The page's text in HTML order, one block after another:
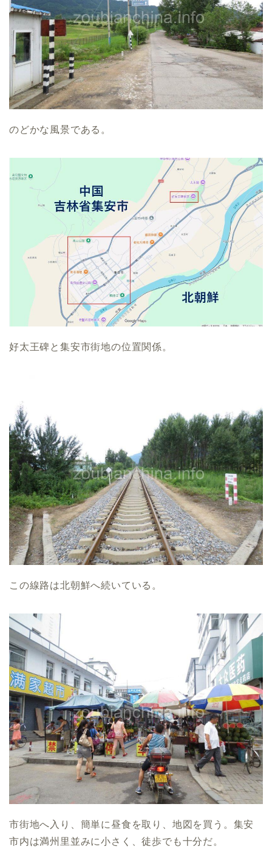
のどかな風景である。
好太王碑と集安市街地の位置関係。
この線路は北朝鮮へ続いている。
市街地へ入り、簡単に昼食を取り、地図を買う。集安
市内は満州里並みに小さく、徒歩でも十分だ。